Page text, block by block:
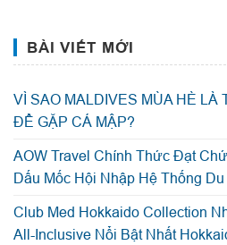
BÀI VIẾT MỚI
VÌ SAO MALDIVES MÙA HÈ
ĐỂ GẶP CÁ MẬP?
AOW Travel Chính Thức Đạt
Dấu Mốc Hội Nhập Hệ Thống
Club Med Hokkaido Collection
All-Inclusive Nổi Bật Nhất